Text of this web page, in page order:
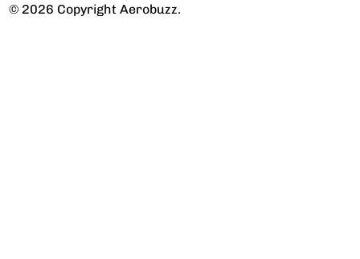
© 2026 Copyright Aerobuzz.